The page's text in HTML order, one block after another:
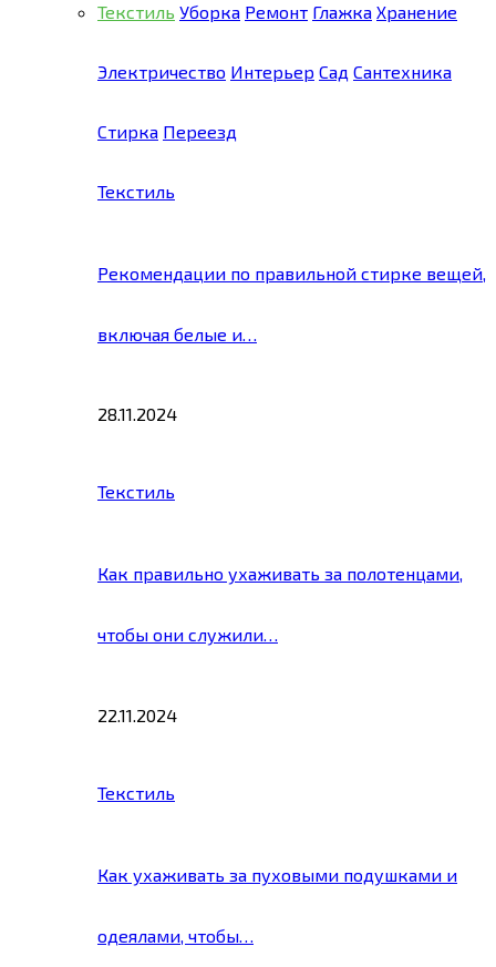
Текстиль Уборка Ремонт Глажка Хранение
Электричество Интерьер Сад Сантехника
Стирка Переезд
Текстиль
Рекомендации по правильной стирке вещей,
включая белые и…
28.11.2024
Текстиль
Как правильно ухаживать за полотенцами,
чтобы они служили…
22.11.2024
Текстиль
Как ухаживать за пуховыми подушками и
одеялами, чтобы…